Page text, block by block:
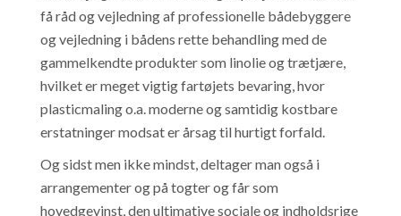
få råd og vejledning af professionelle bådebyggere
og vejledning i bådens rette behandling med de
gammelkendte produkter som linolie og trætjære,
hvilket er meget vigtig fartøjets bevaring, hvor
plasticmaling o.a. moderne og samtidig kostbare
erstatninger modsat er årsag til hurtigt forfald.
Og sidst men ikke mindst, deltager man også i
arrangementer og på togter og får som
hovedgevinst, den ultimative sociale og indholdsrige